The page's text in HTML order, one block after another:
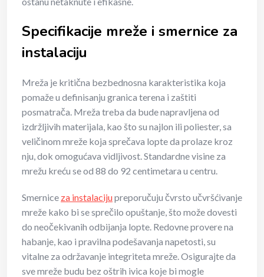
Specifikacije mreže i smernice za
instalaciju
Mreža je kritična bezbednosna karakteristika koja
pomaže u definisanju granica terena i zaštiti
posmatrača. Mreža treba da bude napravljena od
izdržljivih materijala, kao što su najlon ili poliester, sa
veličinom mreže koja sprečava lopte da prolaze kroz
nju, dok omogućava vidljivost. Standardne visine za
mrežu kreću se od 88 do 92 centimetara u centru.
Smernice za instalacijupreporučuju čvrsto učvršćivanje
mreže kako bi se sprečilo opuštanje, što može dovesti
do neočekivanih odbijanja lopte. Redovne provere na
habanje, kao i pravilna podešavanja napetosti, su
vitalne za održavanje integriteta mreže. Osigurajte da
sve mreže budu bez oštrih ivica koje bi mogle